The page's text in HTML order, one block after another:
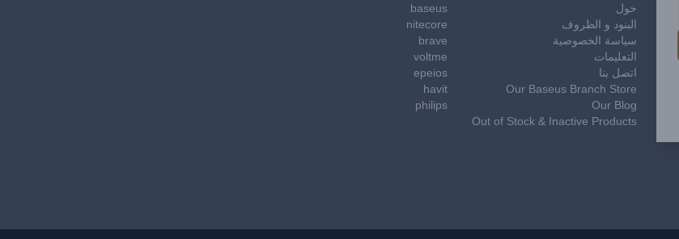
حول
البنود و الظروف
سياسة الخصوصية
التعليمات
اتصل بنا
Our Baseus Branch Store
Our Blog
Out of Stock & Inactive Products
baseus
nitecore
brave
voltme
epeios
havit
philips